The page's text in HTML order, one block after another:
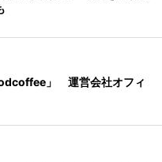
」 運営会社オフィ